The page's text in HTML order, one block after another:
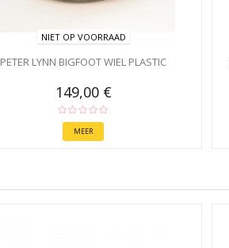
NIET OP VOORRAAD
PETER LYNN BIGFOOT WIEL PLASTIC
149,00 €
MEER